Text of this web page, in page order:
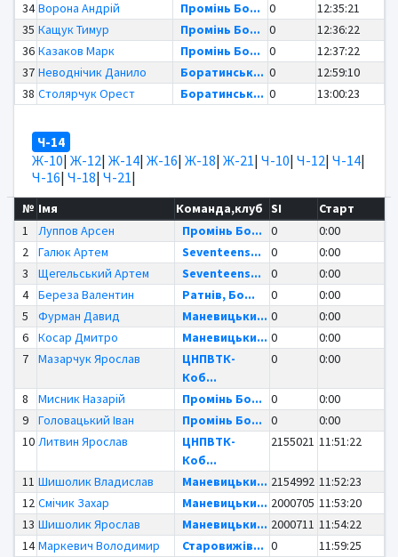
34 Ворона Андрій Промінь Бо... 0
12:35:21
35 Кащук Тимур Промінь Бо... 0
12:36:22
36 Казаков Марк Промінь Бо... 0
12:37:22
37 Неводнічик Данило Боратинськ... 0
12:59:10
38 Столярчук Орест Боратинськ... 0 13:00:23
Ч-14
Ж-10| Ж-12| Ж-14| Ж-16| Ж-18| Ж-21| Ч-10| Ч-12| Ч-14|
Ч-16| Ч-18| Ч-21|
№ Імя Команда,клуб SI
Старт
1
Луппов Арсен Промінь Бо... 0
0:00
2
Галюк Артем Seventeens... 0
0:00
3
Щегельський Артем Seventeens... 0
0:00
4
Береза Валентин Ратнів, Бо... 0
0:00
5
Фурман Давид Маневицьки... 0
0:00
6
Косар Дмитро Маневицьки... 0
0:00
7
Мазарчук Ярослав
ЦНПВТК-
Коб...
0 0:00
8 Мисник Назарій Промінь Бо... 0
0:00
9
Головацький Іван Промінь Бо... 0
0:00
10 Литвин Ярослав
ЦНПВТК-
Коб...
2155021 11:51:22
11 Шишолик Владислав Маневицьки... 2154992 11:52:23
12 Смічик Захар Маневицьки... 2000705 11:53:20
13 Шишолик Ярослав Маневицьки... 2000711 11:54:22
14 Маркевич Володимир Старовижів... 0
11:59:25